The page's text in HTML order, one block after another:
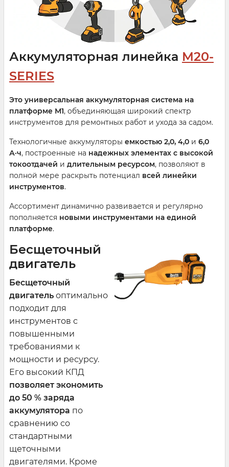
Аккумуляторная линейка M20-
SERIES
Это универсальная аккумуляторная система на
платформе М1, объединяющая широкий спектр
инструментов для ремонтных работ и ухода за садом.
Технологичные аккумуляторы емкостью 2,0, 4,0 и 6,0
А·ч, построенные на надежных элементах с высокой
токоотдачей и длительным ресурсом, позволяют в
полной мере раскрыть потенциал всей линейки
инструментов.
Ассортимент динамично развивается и регулярно
пополняется новыми инструментами на единой
платформе.
Бесщеточный
двигатель
Бесщеточный
двигатель оптимально
подходит для
инструментов с
повышенными
требованиями к
мощности и ресурсу.
Его высокий КПД
позволяет экономить
до 50 % заряда
аккумулятора по
сравнению со
стандартными
щеточными
двигателями. Кроме